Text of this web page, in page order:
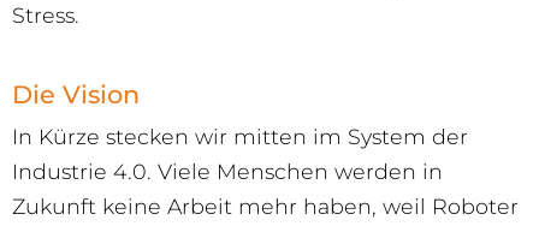
Stress.
Die Vision
In Kürze stecken wir mitten im System der
Industrie 4.0. Viele Menschen werden in
Zukunft keine Arbeit mehr haben, weil Roboter